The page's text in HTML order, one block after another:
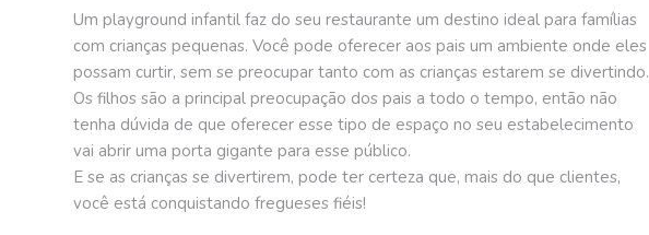
Um playground infantil faz do seu restaurante um destino ideal para famílias
com crianças pequenas. Você pode oferecer aos pais um ambiente onde eles
possam curtir, sem se preocupar tanto com as crianças estarem se divertindo.
Os filhos são a principal preocupação dos pais a todo o tempo, então não
tenha dúvida de que oferecer esse tipo de espaço no seu estabelecimento
vai abrir uma porta gigante para esse público.
E se as crianças se divertirem, pode ter certeza que, mais do que clientes,
você está conquistando fregueses fiéis!